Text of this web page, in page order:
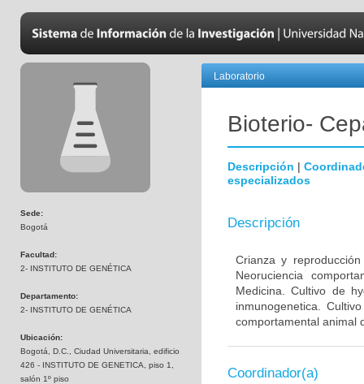
Sede:
Bogotá
Facultad:
2- INSTITUTO DE GENÉTICA
Departamento:
2- INSTITUTO DE GENÉTICA
Ubicación:
Bogotá, D.C., Ciudad Universitaria, edificio
426 - INSTITUTO DE GENETICA, piso 1,
salón 1º piso
Laboratorio
Bioterio-
Descripción |
especializados
Descripción
Crianza y
Neoruciencia
Medicina. Cultivo de
inmunogenetica.
comportamental animal
Coordinador(a)